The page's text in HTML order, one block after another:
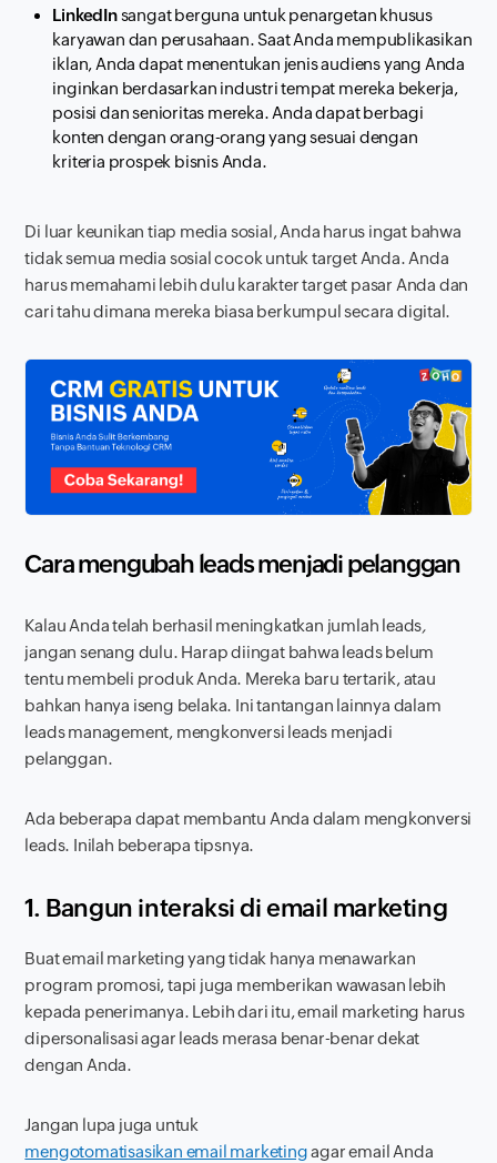
LinkedInsangat berguna untuk penargetan khusus
karyawan dan perusahaan. Saat Anda mempublikasikan
iklan, Anda dapat menentukan jenis audiens yang Anda
inginkan berdasarkan industri tempat mereka bekerja,
posisi dan senioritas mereka. Anda dapat berbagi
konten dengan orang-orang yang sesuai dengan
kriteria prospek bisnis Anda.
Di luar keunikan tiap media sosial, Anda harus ingat bahwa
tidak semua media sosial cocok untuk target Anda. Anda
harus memahami lebih dulu karakter target pasar Anda dan
cari tahu dimana mereka biasa berkumpul secara digital.
Cara mengubah leadsmenjadi pelanggan
Kalau Anda telah berhasil meningkatkan jumlah leads,
jangan senang dulu. Harap diingat bahwa leadsbelum
tentu membeli produk Anda. Mereka baru tertarik, atau
bahkan hanya iseng belaka. Ini tantangan lainnya dalam
leads management, mengkonversi leads menjadi
pelanggan.
Ada beberapa dapat membantu Anda dalam mengkonversi
leads. Inilah beberapa tipsnya.
1. Bangun interaksi di email marketing
Buat email marketing yang tidak hanya menawarkan
program promosi, tapi juga memberikan wawasan lebih
kepada penerimanya. Lebih dari itu, email marketing harus
dipersonalisasi agar leads merasa benar-benar dekat
dengan Anda.
Jangan lupa juga untuk
mengotomatisasikan email marketingagar email Anda